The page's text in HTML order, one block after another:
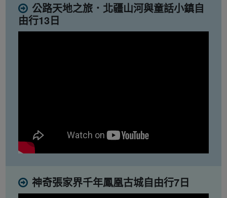
公路天地之旅．北疆山河與童話小鎮自
由行13日
神奇張家界千年鳳凰古城自由行7日